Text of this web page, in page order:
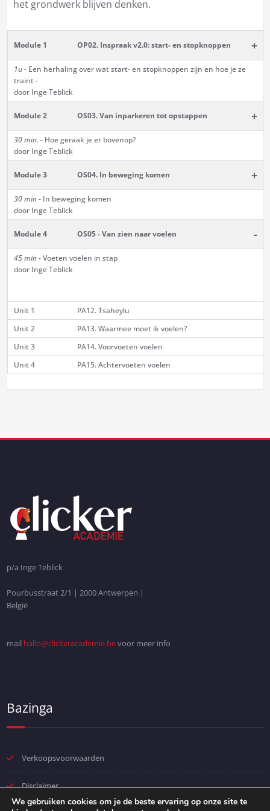
het grondwerk blijven denken.
Module 1 OP02. Inspraak v2.0: start- en stopknoppen +
1u -Een herhaling over wat start- en stopknoppen zijn en hoe je ze
traint -
door Inge Teblick
Module 2 OS03. Van inparkeren tot opstappen +
30 min. - Hoe geraak je er bovenop?
door Inge Teblick
Module 3 OS04. In beweging komen +
30 min- In beweging komen
door Inge Teblick
Module 4 OS05 - Van zien naar voelen -
45 min- Voeten voelen in stap
door Inge Teblick
Unit 1
PA12. Tsaheylu
Unit 2
PA13. Waarmee moet ik voelen?
Unit 3
PA14. Voorvoeten voelen
Unit 4
PA15. Achtervoeten voelen
p/a Inge Teblick
Pourbusstraat 2/1 | 2000 Antwerpen |
België
mail hallo@clickeracademie.bevoor meer info
Bazinga
Verkoopsvoorwaarden
Disclaimer
We gebruiken cookies om je de beste ervaring op onze site te